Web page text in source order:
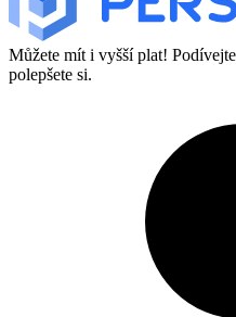
Můžete mít i vyšší plat!
polepšete si.